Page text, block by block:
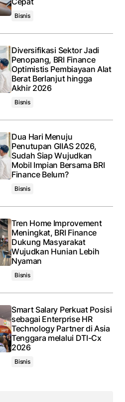
Bisnis
Diversifikasi Sektor Jadi
Penopang, BRI Finance
Optimistis Pembiayaan Alat
Berat Berlanjut hingga
Akhir 2026
Bisnis
Dua Hari Menuju
Penutupan GIIAS 2026,
Sudah Siap Wujudkan
Mobil Impian Bersama BRI
Finance Belum?
Bisnis
Tren Home Improvement
Meningkat, BRI Finance
Dukung Masyarakat
Wujudkan Hunian Lebih
Nyaman
Bisnis
Smart Salary Perkuat Posisi
sebagai Enterprise HR
Technology Partner di Asia
Tenggara melalui DTI-Cx
2026
Bisnis